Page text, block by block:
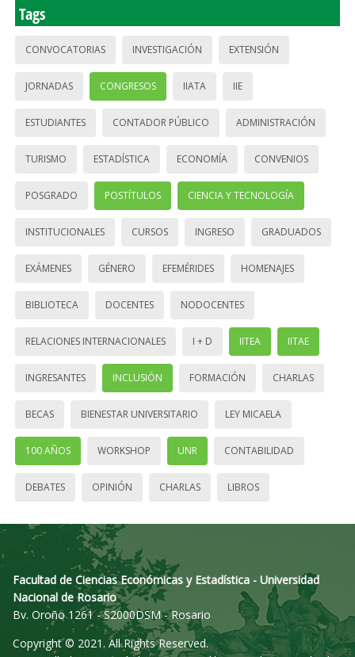
Tags
CONVOCATORIAS INVESTIGACIÓN EXTENSIÓN
JORNADAS CONGRESOS IIATA IIE
ESTUDIANTES CONTADOR PÚBLICO ADMINISTRACIÓN
TURISMO ESTADÍSTICA ECONOMÍA CONVENIOS
POSGRADO POSTÍTULOS CIENCIA Y TECNOLOGÍA
INSTITUCIONALES CURSOS INGRESO GRADUADOS
EXÁMENES GÉNERO EFEMÉRIDES HOMENAJES
BIBLIOTECA DOCENTES NODOCENTES
RELACIONES INTERNACIONALES I + D IITEA IITAE
INGRESANTES INCLUSIÓN FORMACIÓN CHARLAS
BECAS BIENESTAR UNIVERSITARIO LEY MICAELA
100 AÑOS WORKSHOP UNR CONTABILIDAD
DEBATES OPINIÓN CHARLAS LIBROS
Facultad de Ciencias Económicas y Estadística - Universidad
Nacional de Rosario
Bv. Oroño 1261 - S2000DSM - Rosario
Copyright © 2021. All Rights Reserved.